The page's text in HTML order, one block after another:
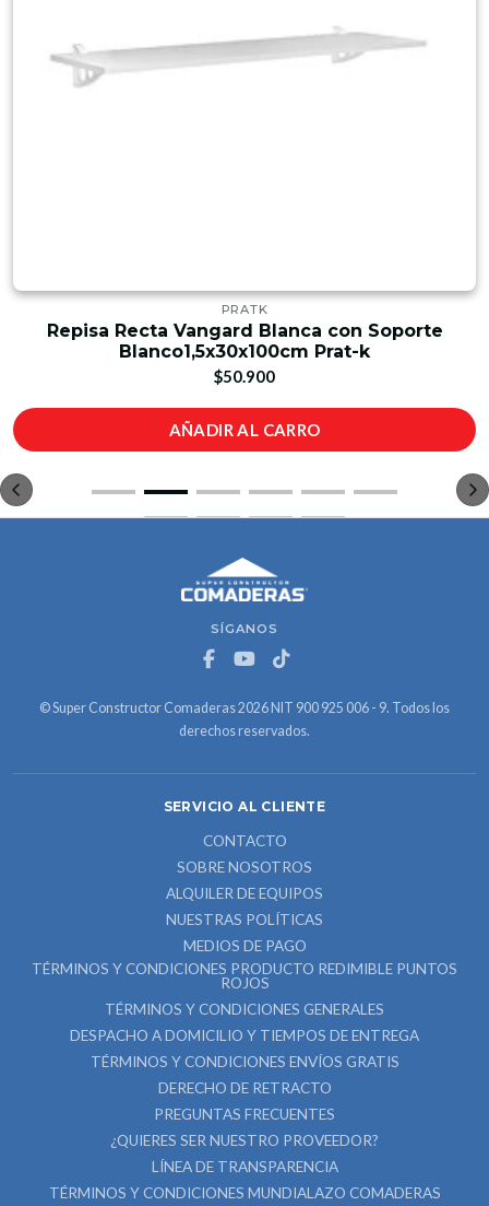
PRATK
Repisa Recta Vangard Blanca con Soporte
Blanco1,5x30x100cm Prat-k
$50.900
AÑADIR AL CARRO
SÍGANOS
© Super Constructor Comaderas 2026 NIT 900 925 006 - 9. Todos los
derechos reservados.
SERVICIO AL CLIENTE
CONTACTO
SOBRE NOSOTROS
ALQUILER DE EQUIPOS
NUESTRAS POLÍTICAS
MEDIOS DE PAGO
TÉRMINOS Y CONDICIONES PRODUCTO REDIMIBLE PUNTOS
ROJOS
TÉRMINOS Y CONDICIONES GENERALES
DESPACHO A DOMICILIO Y TIEMPOS DE ENTREGA
TÉRMINOS Y CONDICIONES ENVÍOS GRATIS
DERECHO DE RETRACTO
PREGUNTAS FRECUENTES
¿QUIERES SER NUESTRO PROVEEDOR?
LÍNEA DE TRANSPARENCIA
TÉRMINOS Y CONDICIONES MUNDIALAZO COMADERAS